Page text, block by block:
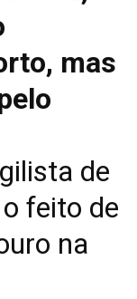
mas
de
feito de
na